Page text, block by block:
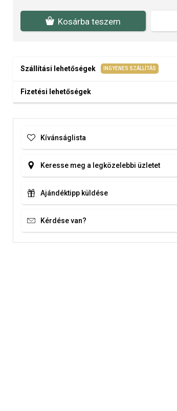
Kosárba teszem
Szállítási lehetőségek INGYENES SZÁLLÍTÁS
Fizetési lehetőségek
Kívánságlista
Keresse meg a legközelebbi üzletet
Ajándéktipp küldése
Kérdése van?